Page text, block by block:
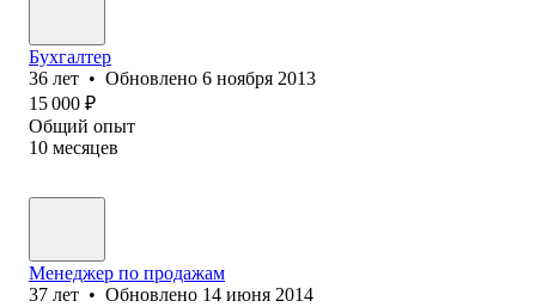
Бухгалтер
36 лет • Обновлено 6 ноября 2013
15 000 ₽
Общий опыт
10 месяцев
Менеджер по продажам
37 лет • Обновлено 14 июня 2014